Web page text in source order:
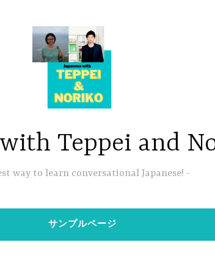
with Teppei and
way to learn conversational Japanese!
サンプルページ